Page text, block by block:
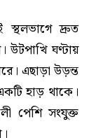
দ্রুত
উটপাখি ঘণ্টায়
এছাড়া উড়ন্ত
হাড় থাকে।
পেশি সংযুক্ত